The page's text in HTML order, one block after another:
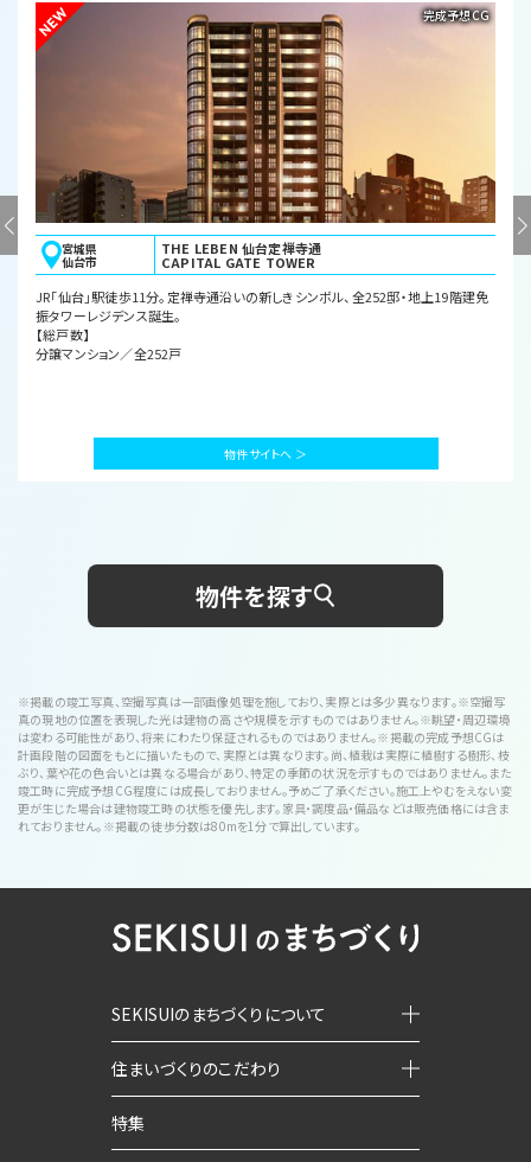
完成予想CG
埼玉県
川口市
ハイムスイート
川口鳩ヶ谷 ザ・ゲート
「川口」駅生活圏。沿線8年ぶりコンビニ隣接6棟構成のビッグプロジェクト。安心を
追求する“安らぎの楽園”が誕生。
【総戸数】
分譲マンション／全335戸
物件サイトへ ＞
物件を探す
※掲載の竣工写真、空撮写真は一部画像処理を施しており、実際とは多少異なります。※空撮写
真の現地の位置を表現した光は建物の高さや規模を示すものではありません。※眺望・周辺環境
は変わる可能性があり、将来にわたり保証されるものではありません。※掲載の完成予想CGは
計画段階の図面をもとに描いたもので、実際とは異なります。尚、植栽は実際に植樹する樹形、枝
ぶり、葉や花の色合いとは異なる場合があり、特定の季節の状況を示すものではありません。また
竣工時に完成予想CG程度には成長しておりません。予めご了承ください。施工上やむをえない変
更が生じた場合は建物竣工時の状態を優先します。家具・調度品・備品などは販売価格には含ま
れておりません。※掲載の徒歩分数は80mを1分で算出しています。
SEKISUIのまちづくりについて
住まいづくりのこだわり
特集